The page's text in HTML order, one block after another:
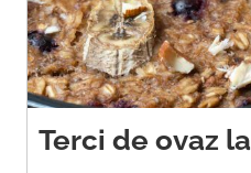
Terci de ovaz